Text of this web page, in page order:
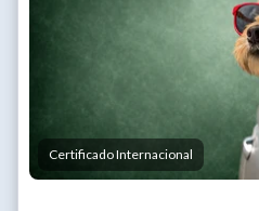
Certificado Internacional